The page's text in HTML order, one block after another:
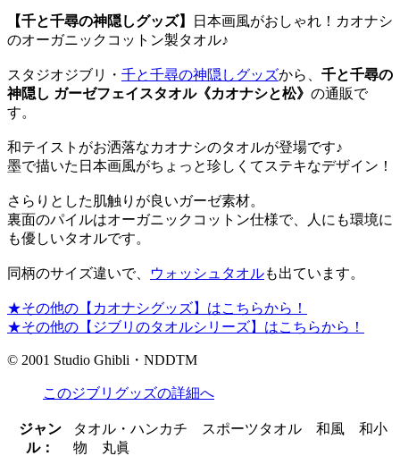
【千と千尋の神隠しグッズ】
日本画風がおしゃれ！カオナシ
のオーガニックコットン製タオル♪
スタジオジブリ・ 千と千尋の神隠しグッズから、 千と千尋の
神隠し ガーゼフェイスタオル《カオナシと松》 の通販で
す。
和テイストがお洒落なカオナシのタオルが登場です♪
墨で描いた日本画風がちょっと珍しくてステキなデザイン！
さらりとした肌触りが良いガーゼ素材。
裏面のパイルはオーガニックコットン仕様で、人にも環境に
も優しいタオルです。
同柄のサイズ違いで、 ウォッシュタオルも出ています。
★その他の【カオナシグッズ】はこちらから！
★その他の【ジブリのタオルシリーズ】はこちらから！
© 2001 Studio Ghibli・NDDTM
このジブリグッズの詳細へ
ジャン
ル：
タオル・ハンカチ スポーツタオル 和風 和小
物 丸眞